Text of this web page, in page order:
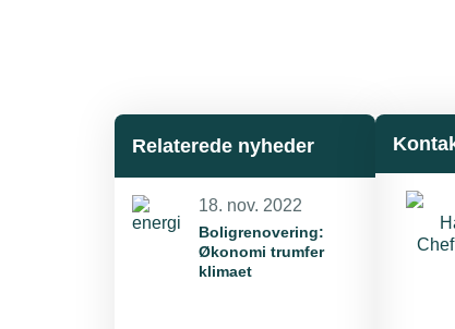
Relaterede nyheder
18. nov. 2022
Boligrenovering:
Økonomi trumfer
klimaet